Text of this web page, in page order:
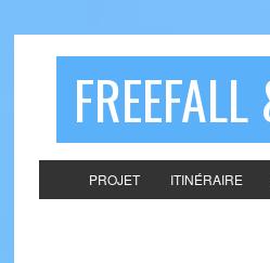
PROJET ITINÉRAIRE